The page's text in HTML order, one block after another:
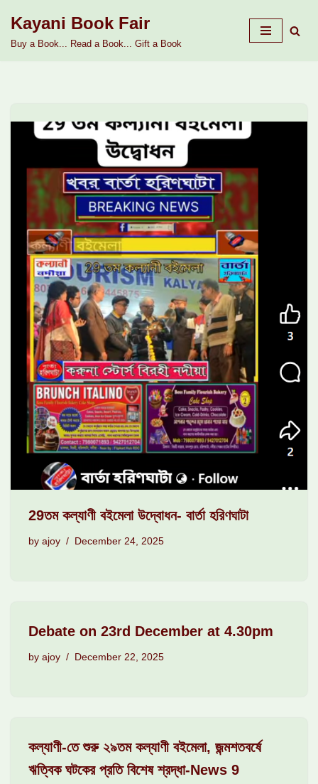
Skip
Kayani Book Fair
Buy a Book... Read a Book... Gift a Book
29তম কল্যাণী বইমেলা উদ্বোধন- বার্তা হরিণঘাটা
by ajoy December 24, 2025
Debate on 23rd December at 4.30pm
by ajoy December 22, 2025
কল্যাণী-তে শুরু ২৯তম কল্যাণী বইমেলা, জন্মশতবর্ষে
ঋত্বিক ঘটকের প্রতি বিশেষ শ্রদ্ধা-News 9